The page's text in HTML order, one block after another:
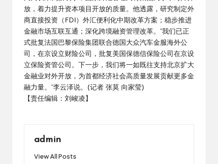
放，着力提升资本项目开放的质量。他透露，研究制定外
商直接投资（FDI）外汇便利化中期改革方案；稳步推进
金融市场互联互通；深化跨境融资管理改革。“我们已正
式批复法国巴黎保险集团联合德国大众汽车金服海外公
司，在京设立财险公司，批复美国保德信保险公司在京设
立保险资管公司。下一步，我们将一如既往支持北京扩大
金融业对外开放，为首都经济社会高质量发展贡献更多金
融力量。”李云泽说。(记者 张莫 向家莹)
【责任编辑：刘峻凌】
admin
View All Posts